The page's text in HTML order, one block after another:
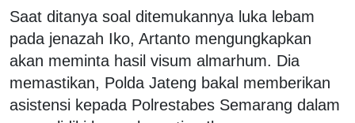
Saat ditanya soal ditemukannya luka lebam
pada jenazah Iko, Artanto mengungkapkan
akan meminta hasil visum almarhum. Dia
memastikan, Polda Jateng bakal memberikan
asistensi kepada Polrestabes Semarang dalam